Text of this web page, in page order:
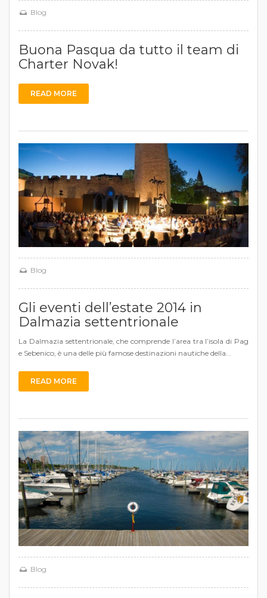
Blog
Buona Pasqua da tutto il team di
Charter Novak!
READ MORE
Blog
Gli eventi dell’estate 2014 in
Dalmazia settentrionale
La Dalmazia settentrionale, che comprende l’area tra l’isola di Pag
e Sebenico, è una delle più famose destinazioni nautiche della...
READ MORE
Blog